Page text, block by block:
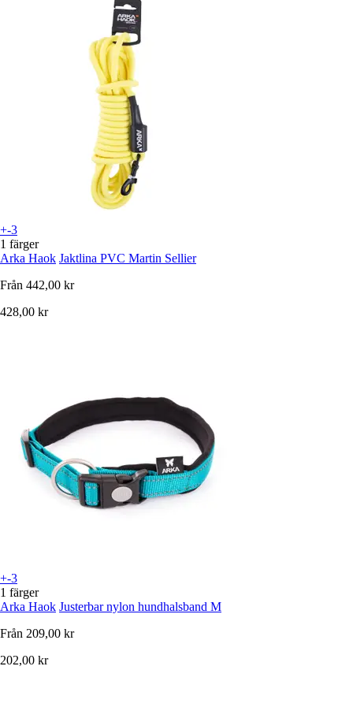
+-3
1 färger
Arka Haok Jaktlina PVC Martin Sellier
Från 442,00 kr
428,00 kr
+-3
1 färger
Arka Haok Justerbar nylon hundhalsband M
Från 209,00 kr
202,00 kr